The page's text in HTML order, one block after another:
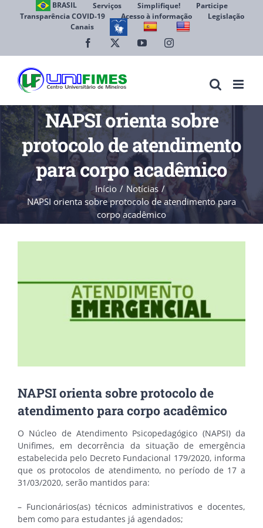
BRASIL Serviços Simplifique!
Participe
Transparência COVID-19
Acesso à informação
Legislação
Canais
Facebook YouTubeInstagram
NAPSI orienta sobre
protocolo de atendimento
para corpo acadêmico
Início
Notícias
NAPSI orienta sobre protocolo de atendimento para
corpo acadêmico
NAPSI orienta sobre protocolo de
atendimento para corpo acadêmico
O Núcleo de Atendimento Psicopedagógico (NAPSI) da
Unifimes, em decorrência da situação de emergência
estabelecida pelo Decreto Fundacional 179/2020, informa
que os protocolos de atendimento, no período de 17 a
31/03/2020, serão mantidos para:
– Funcionários(as) técnicos administrativos e docentes,
bem como para estudantes já agendados;